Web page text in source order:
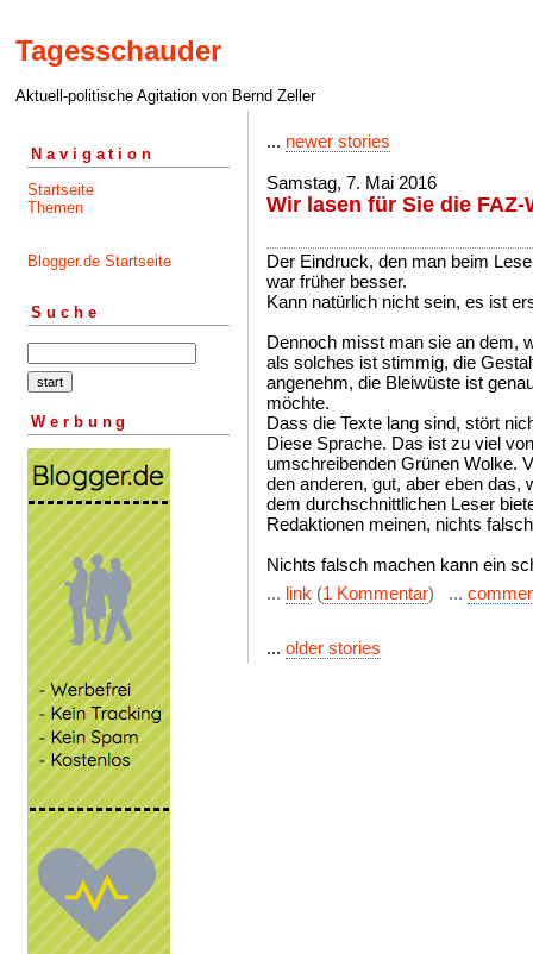
Tagesschauder
Aktuell-politische Agitation von Bernd Zeller
Navigation
Startseite
Themen
Blogger.de Startseite
Suche
Werbung
... newer stories
Samstag, 7. Mai 2016
Wir lasen für Sie die FAZ-
Der Eindruck, den man beim
war früher besser.
Kann natürlich nicht sein, es ist
Dennoch misst man sie an dem,
als solches ist stimmig, die
angenehm, die Bleiwüste ist
möchte.
Dass die Texte lang sind, stört
Diese Sprache. Das ist zu viel
umschreibenden Grünen Wolke.
den anderen, gut, aber eben
dem durchschnittlichen Leser
Redaktionen meinen, nichts
Nichts falsch machen kann ein
... link (1 Kommentar) ...
... older stories